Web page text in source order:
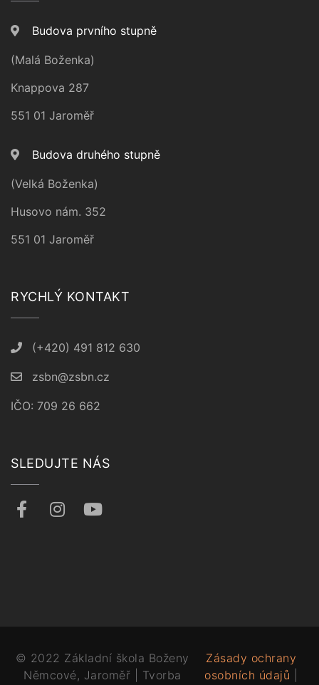
Budova prvního stupně
(Malá Boženka)
Knappova 287
551 01 Jaroměř
Budova druhého stupně
(Velká Boženka)
Husovo nám. 352
551 01 Jaroměř
RYCHLÝ KONTAKT
(+420) 491 812 630
zsbn@zsbn.cz
IČO: 709 26 662
SLEDUJTE NÁS
© 2022 Základní škola Boženy
Němcové, Jaroměř | Tvorba
Zásady ochrany
osobních údajů